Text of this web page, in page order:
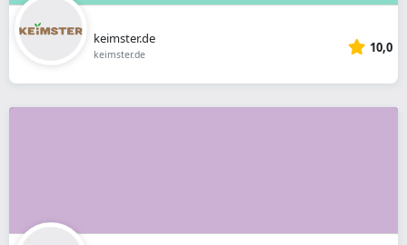
keimster.de
keimster.de 10,0